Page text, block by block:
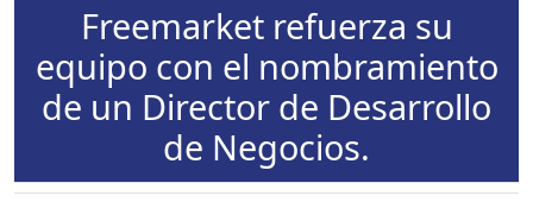
Freemarket refuerza su
equipo con el nombramiento
de un Director de Desarrollo
de Negocios.